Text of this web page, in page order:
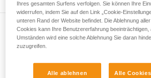
Im Artikel erklärt
Ihres gesamten Surfens verfolgen. Sie können Ihre
widerrufen, indem Sie auf den Link „Cookie-
unteren Rand der Website befindet. Die Ablehnung
Cookies kann Ihre Benutzererfahrung beeinträchtigen,
Umständen wird eine solche Ablehnung Sie daran
zuzugreifen.
Alle ablehnen Alle